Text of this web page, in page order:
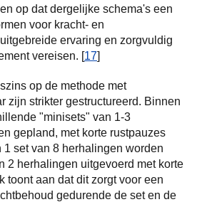
op dat dergelijke schema's een
voor kracht- en
ervaring en zorgvuldig
vereisen. [17]
op de methode met
zijn strikter gestructureerd. Binnen
"minisets" van 1-3
gepland, met korte rustpauzes
1 set van 8 herhalingen worden
2 herhalingen uitgevoerd met korte
toont aan dat dit zorgt voor een
gedurende de set en de